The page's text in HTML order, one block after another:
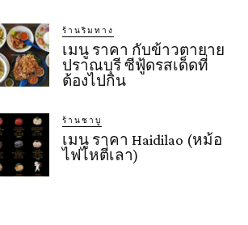
ร้านริมทาง
เมนู ราคา กับข้าวตายาย
ปราณบุรี ซีฟู้ดรสเด็ดที่
ต้องไปกิน
ร้านชาบู
เมนู ราคา Haidilao (หม้อ
ไฟไหตี่เลา)